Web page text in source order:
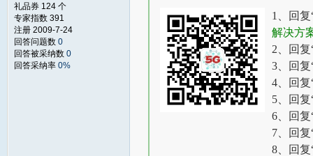
礼品券 124 个
专家指数 391
注册 2009-7-24
回答问题数 0
回答被采纳数 0
回答采纳率 0%
1、回复
解决方
2、回复
3、回复
4、回复
5、回复
6、回复
7、回复
8、回复